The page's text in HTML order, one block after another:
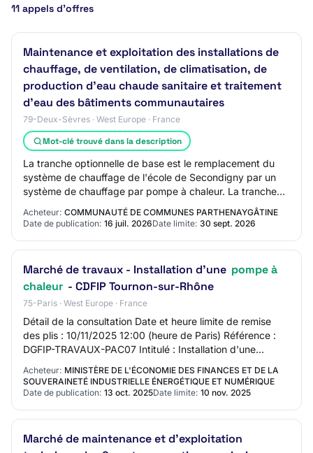
11 appels d’offres
Maintenance et exploitation des installations de
chauffage, de ventilation, de climatisation, de
production d'eau chaude sanitaire et traitement
d'eau des bâtiments communautaires
79-Deux-Sèvres · West Europe · France
Mot-clé trouvé dans la description
La tranche optionnelle de base est le remplacement du
système de chauffage de l'école de Secondigny par un
système de chauffage par pompe à chaleur. La tranche
optionnelle variante est le remplacemen…
Acheteur: COMMUNAUTÉ DE COMMUNES PARTHENAYGÂTINE
Date de publication: 16 juil. 2026Date limite: 30 sept. 2026
Marché de travaux - Installation d'une pompe à
chaleur - CDFIP Tournon-sur-Rhône
75-Paris · West Europe · France
Détail de la consultation Date et heure limite de remise
des plis : 10/11/2025 12:00 (heure de Paris) Référence :
DGFIP-TRAVAUX-PAC07 Intitulé : Installation d'une
pompe à chaleur - CDFIP Tournon-sur…
Acheteur: MINISTÈRE DE L'ÉCONOMIE DES FINANCES ET DE LA
SOUVERAINETÉ INDUSTRIELLE ÉNERGÉTIQUE ET NUMÉRIQUE
Date de publication: 13 oct. 2025Date limite: 10 nov. 2025
Marché de maintenance et d'exploitation